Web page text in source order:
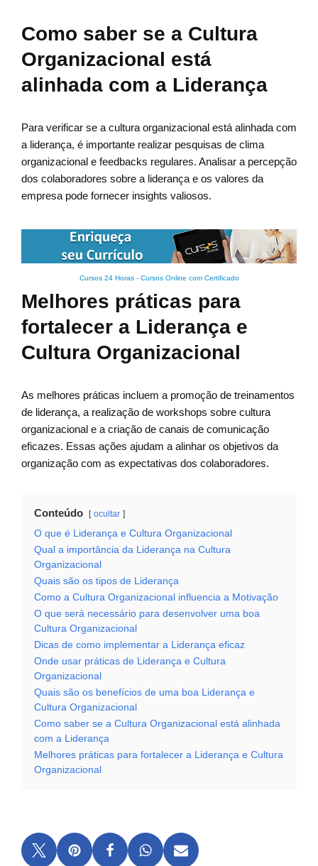
Como saber se a Cultura
Organizacional está
alinhada com a Liderança
Para verificar se a cultura organizacional está alinhada com
a liderança, é importante realizar pesquisas de clima
organizacional e feedbacks regulares. Analisar a percepção
dos colaboradores sobre a liderança e os valores da
empresa pode fornecer insights valiosos.
Cursos 24 Horas - Cursos Online com Certificado
Melhores práticas para
fortalecer a Liderança e
Cultura Organizacional
As melhores práticas incluem a promoção de treinamentos
de liderança, a realização de workshops sobre cultura
organizacional e a criação de canais de comunicação
eficazes. Essas ações ajudam a alinhar os objetivos da
organização com as expectativas dos colaboradores.
Conteúdo ocultar
O que é Liderança e Cultura Organizacional
Qual a importância da Liderança na Cultura
Organizacional
Quais são os tipos de Liderança
Como a Cultura Organizacional influencia a Motivação
O que será necessário para desenvolver uma boa
Cultura Organizacional
Dicas de como implementar a Liderança eficaz
Onde usar práticas de Liderança e Cultura
Organizacional
Quais são os benefícios de uma boa Liderança e
Cultura Organizacional
Como saber se a Cultura Organizacional está alinhada
com a Liderança
Melhores práticas para fortalecer a Liderança e Cultura
Organizacional